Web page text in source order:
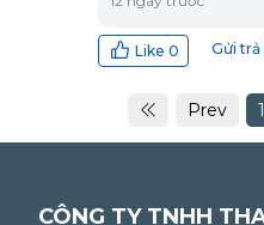
Like 0 Gửi trả
Prev 1
CÔNG TY TNHH